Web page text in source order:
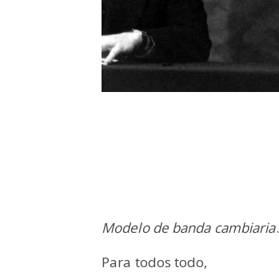
Modelo de banda cambiaria.
Para todos todo,